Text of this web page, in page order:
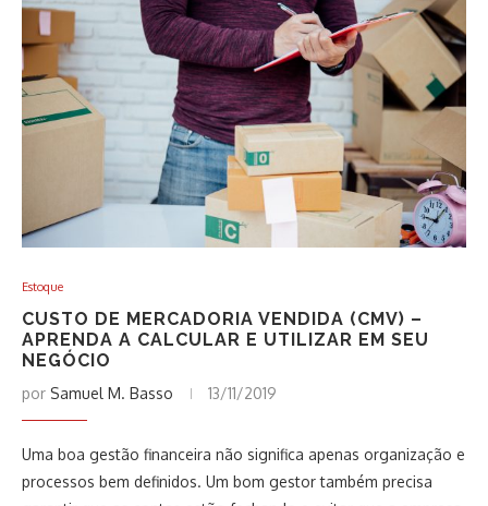
Estoque
CUSTO DE MERCADORIA VENDIDA (CMV) –
APRENDA A CALCULAR E UTILIZAR EM SEU
NEGÓCIO
por Samuel M. Basso 13/11/2019
Uma boa gestão financeira não significa apenas organização e
processos bem definidos. Um bom gestor também precisa